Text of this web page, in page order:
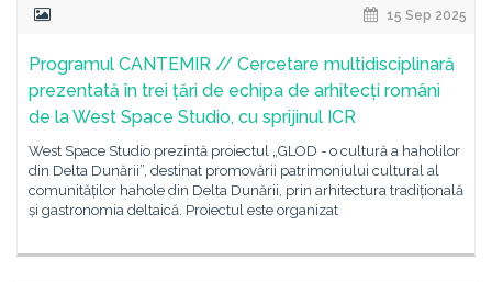
15 Sep 2025
Programul CANTEMIR // Cercetare multidisciplinară
prezentată în trei țări de echipa de arhitecți români
de la West Space Studio, cu sprijinul ICR
West Space Studio prezintă proiectul „GLOD - o cultură a haholilor
din Delta Dunării”, destinat promovării patrimoniului cultural al
comunităților hahole din Delta Dunării, prin arhitectura tradițională
și gastronomia deltaică. Proiectul este organizat